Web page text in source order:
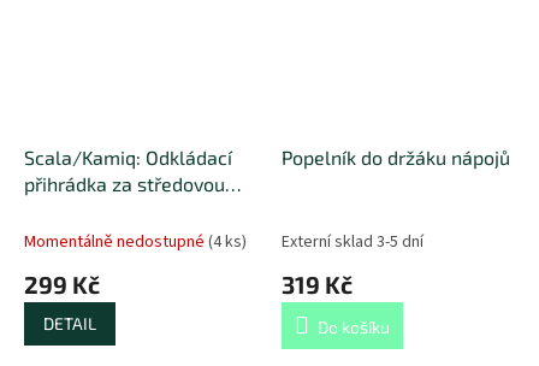
Scala/Kamiq: Odkládací
přihrádka za středovou
Momentálně nedostupné (4 ks)
299 Kč
DETAIL
Popelník do držáku nápojů
Externí sklad 3-5 dní
319 Kč
Do košíku